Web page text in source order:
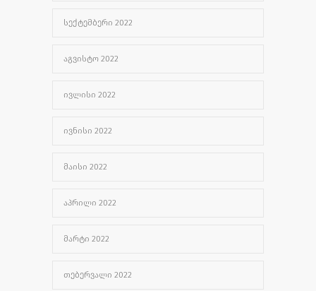
ᲡᲔᲥᲢᲔᲛᲑᲔᲠᲘ 2022
ᲐᲒᲕᲘᲡᲢᲝ 2022
ᲘᲕᲚᲘᲡᲘ 2022
ᲘᲕᲜᲘᲡᲘ 2022
ᲛᲐᲘᲡᲘ 2022
ᲐᲞᲠᲘᲚᲘ 2022
ᲛᲐᲠᲢᲘ 2022
ᲗᲔᲑᲔᲠᲕᲐᲚᲘ 2022